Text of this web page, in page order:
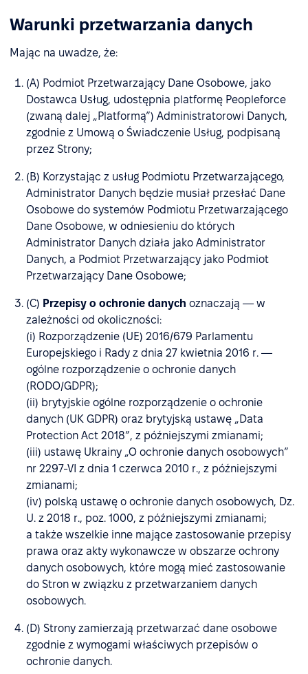
Warunki przetwarzania danych
Mając na uwadze, że:
(A) Podmiot Przetwarzający Dane Osobowe, jako
Dostawca Usług, udostępnia platformę Peopleforce
(zwaną dalej „Platformą”) Administratorowi Danych,
zgodnie z Umową o Świadczenie Usług, podpisaną
przez Strony;
(B) Korzystając z usług Podmiotu Przetwarzającego,
Administrator Danych będzie musiał przesłać Dane
Osobowe do systemów Podmiotu Przetwarzającego
Dane Osobowe, w odniesieniu do których
Administrator Danych działa jako Administrator
Danych, a Podmiot Przetwarzający jako Podmiot
Przetwarzający Dane Osobowe;
(C) Przepisy o ochronie danych oznaczają — w
zależności od okoliczności:
(i) Rozporządzenie (UE) 2016/679 Parlamentu
Europejskiego i Rady z dnia 27 kwietnia 2016 r. —
ogólne rozporządzenie o ochronie danych
(RODO/GDPR);
(ii) brytyjskie ogólne rozporządzenie o ochronie
danych (UK GDPR) oraz brytyjską ustawę „Data
Protection Act 2018”, z późniejszymi zmianami;
(iii) ustawę Ukrainy „O ochronie danych osobowych”
nr 2297-VI z dnia 1 czerwca 2010 r., z późniejszymi
zmianami;
(iv) polską ustawę o ochronie danych osobowych, Dz.
U. z 2018 r., poz. 1000, z późniejszymi zmianami;
a także wszelkie inne mające zastosowanie przepisy
prawa oraz akty wykonawcze w obszarze ochrony
danych osobowych, które mogą mieć zastosowanie
do Stron w związku z przetwarzaniem danych
osobowych.
(D) Strony zamierzają przetwarzać dane osobowe
zgodnie z wymogami właściwych przepisów o
ochronie danych.